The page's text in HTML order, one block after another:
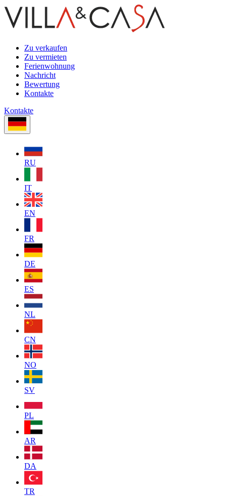
Zu verkaufen
Zu vermieten
Ferienwohnung
Nachricht
Bewertung
Kontakte
Kontakte
RU
IT
EN
FR
DE
ES
NL
CN
NO
SV
PL
AR
DA
TR